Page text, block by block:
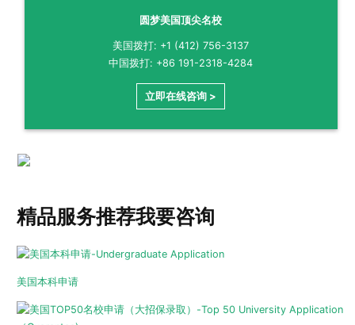
圆梦美国顶尖名校
美国拨打: +1 (412) 756-3137
中国拨打: +86 191-2318-4284
立即在线咨询 >
精品服务推荐我要咨询
美国本科申请